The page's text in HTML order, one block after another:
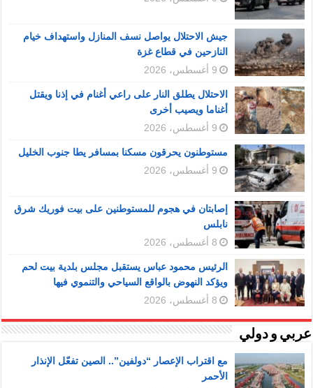
جيش الاحتلال يواصل نسف المنازل واستهداف خيام
النازحين في قطاع غزة
9 أغسطس، 2026
الاحتلال يطلق النار على راعي أغنام في إذنا ويقتل
أغناما ويصيب أخرى
9 أغسطس، 2026
مستوطنون يحرقون مسكنا بمسافر يطا جنوب الخليل
9 أغسطس، 2026
إصابتان في هجوم للمستوطنين على بيت فوريك شرق
نابلس
8 أغسطس، 2026
الرئيس محمود عباس يستقبل مجلس بلدية بيت لحم
ويؤكد النهوض بالواقع السياحي والتنموي فيها
8 أغسطس، 2026
عربي و دولي
مع اقتراب الإعصار “دولفين”.. الصين تفعّل الإنذار
الأحمر